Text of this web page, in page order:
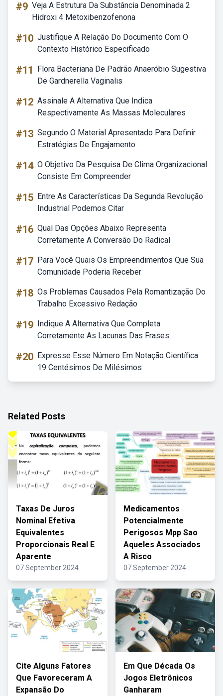
#9 Veja A Estrutura Da Substância Denominada 2
Hidroxi 4 Metoxibenzofenona
#10 Justifique A Relação Do Documento Com O
Contexto Histórico Especificado
#11
Flora Bacteriana De Padrão Anaeróbio Sugestiva
De Gardnerella Vaginalis
#12 Assinale A Alternativa Que Indica
Respectivamente As Massas Moleculares
#13 Segundo O Material Apresentado Para Definir
Estratégias De Engajamento
#14 O Objetivo Da Pesquisa De Clima Organizacional
Consiste Em Compreender
#15 Entre As Características Da Segunda Revolução
Industrial Podemos Citar
#16 Qual Das Opções Abaixo Representa
Corretamente A Conversão Do Radical
#17 Para Você Quais Os Empreendimentos Que Sua
Comunidade Poderia Receber
#18 Os Problemas Causados Pela Romantização Do
Trabalho Excessivo Redação
#19 Indique A Alternativa Que Completa
Corretamente As Lacunas Das Frases
#20 Expresse Esse Número Em Notação Científica.
19 Centésimos De Milésimos
Related Posts
Taxas De Juros
Nominal Efetiva
Equivalentes
Proporcionais Real E
Aparente
07 September 2024
Medicamentos
Potencialmente
Perigosos Mpp Sao
Aqueles Associados
A Risco
07 September 2024
Cite Alguns Fatores
Que Favoreceram A
Expansão Do
Em Que Década Os
Jogos Eletrônicos
Ganharam